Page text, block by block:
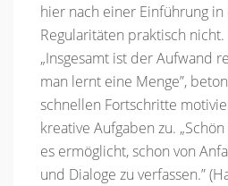
hier nach einer Einführung
Regularitäten praktisch nicht.
„Insgesamt ist der Aufwand
man lernt eine Menge”,
schnellen Fortschritte
kreative Aufgaben zu.
es ermöglicht, schon von
und Dialoge zu verfassen.”